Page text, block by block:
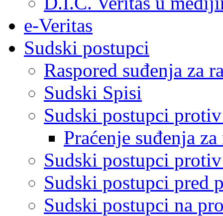
e-Veritas
Sudski postupci
Raspored suđenja za
Sudski Spisi
Sudski postupci
Praćenje suđenja
Sudski postupci
Sudski postupci pred
Sudski postupci na